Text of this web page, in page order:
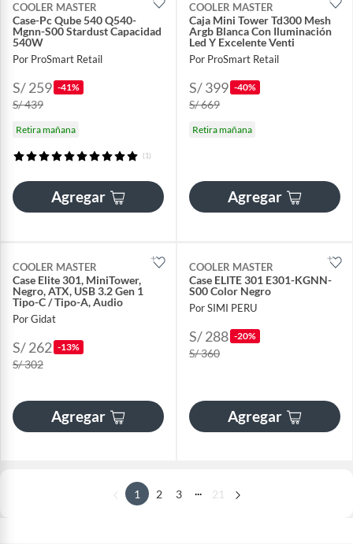
COOLER MASTER
Case-Pc Qube 540 Q540-
Mgnn-S00 Stardust Capacidad
540W
Por ProSmart Retail
S/ 259 -41%
S/ 439
Retira mañana
(1)
Agregar
COOLER MASTER
Caja Mini Tower Td300 Mesh
Argb Blanca Con Iluminación
Led Y Excelente Venti
Por ProSmart Retail
S/ 399 -40%
S/ 669
Retira mañana
Agregar
COOLER MASTER
Case Elite 301, MiniTower,
Negro, ATX, USB 3.2 Gen 1
Tipo-C / Tipo-A, Audio
Por Gidat
S/ 262 -13%
S/ 302
Agregar
COOLER MASTER
Case ELITE 301 E301-KGNN-
S00 Color Negro
Por SIMI PERU
S/ 288 -20%
S/ 360
Agregar
1 2 3 ... 21